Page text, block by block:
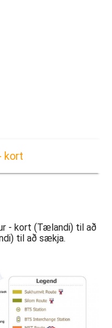
kort
- kort (Tælandi) til að
til að sækja.